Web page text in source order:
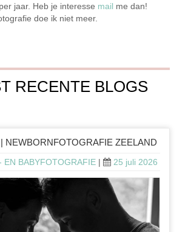
jaar. Heb je interesse mail me dan!
doe ik niet meer.
RECENTE BLOGS
NEWBORNFOTOGRAFIE ZEELAND
EN BABYFOTOGRAFIE | 25 juli 2026